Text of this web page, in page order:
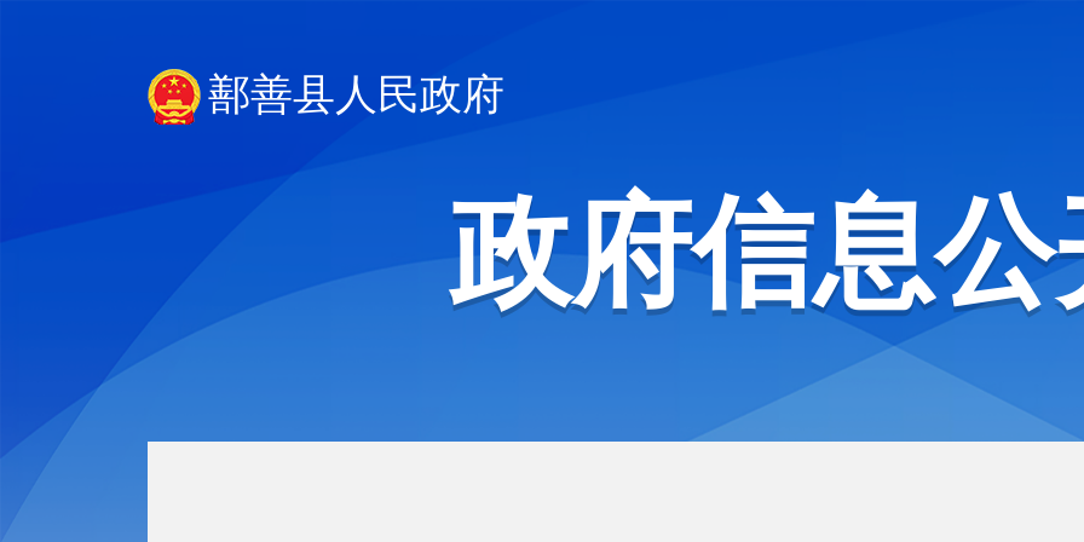
鄯善县人民政府
政府信息公